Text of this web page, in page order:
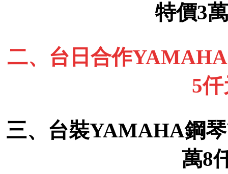
特價3
二、台日合作
5
三、台裝YAMAHA鋼
萬8